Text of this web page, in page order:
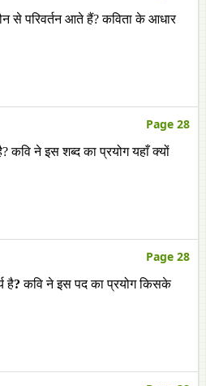
से परिवर्तन आते हैं? कविता के आधार
Page 28
कवि ने इस शब्द का प्रयोग यहाँ क्यों
Page 28
है?कवि ने इस पद का प्रयोग किसके